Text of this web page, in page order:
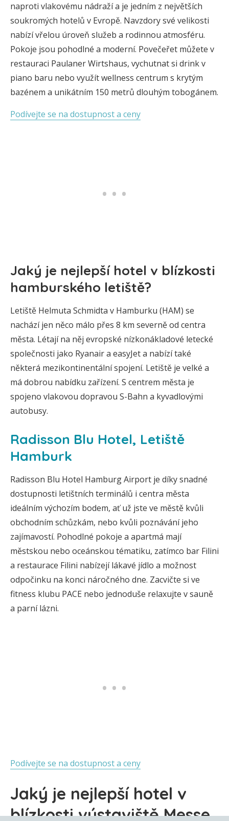
naproti vlakovému nádraží a je jedním z největších
soukromých hotelů v Evropě. Navzdory své velikosti
nabízí vřelou úroveň služeb a rodinnou atmosféru.
Pokoje jsou pohodlné a moderní. Povečeřet můžete v
restauraci Paulaner Wirtshaus, vychutnat si drink v
piano baru nebo využít wellness centrum s krytým
bazénem a unikátním 150 metrů dlouhým tobogánem.
Podívejte se na dostupnost a ceny
Jaký je nejlepší hotel v blízkosti
hamburského letiště?
Letiště Helmuta Schmidta v Hamburku (HAM) se
nachází jen něco málo přes 8 km severně od centra
města. Létají na něj evropské nízkonákladové letecké
společnosti jako Ryanair a easyJet a nabízí také
některá mezikontinentální spojení. Letiště je velké a
má dobrou nabídku zařízení. S centrem města je
spojeno vlakovou dopravou S-Bahn a kyvadlovými
autobusy.
Radisson Blu Hotel, Letiště
Hamburk
Radisson Blu Hotel Hamburg Airport je díky snadné
dostupnosti letištních terminálů i centra města
ideálním výchozím bodem, ať už jste ve městě kvůli
obchodním schůzkám, nebo kvůli poznávání jeho
zajímavostí. Pohodlné pokoje a apartmá mají
městskou nebo oceánskou tématiku, zatímco bar Filini
a restaurace Filini nabízejí lákavé jídlo a možnost
odpočinku na konci náročného dne. Zacvičte si ve
fitness klubu PACE nebo jednoduše relaxujte v sauně
a parní lázni.
Podívejte se na dostupnost a ceny
Jaký je nejlepší hotel v
blízkosti výstaviště Messe